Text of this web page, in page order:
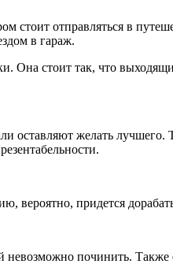
стоит отправляться в
в гараж.
стоит так, что
оставляют желать
вероятно, придется
невозможно починить.